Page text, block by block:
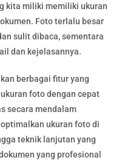
kita miliki memiliki ukuran
Foto terlalu besar
sulit dibaca, sementara
dan kejelasannya.
berbagai fitur yang
foto dengan cepat
secara mendalam
ukuran foto di
teknik lanjutan yang
yang profesional